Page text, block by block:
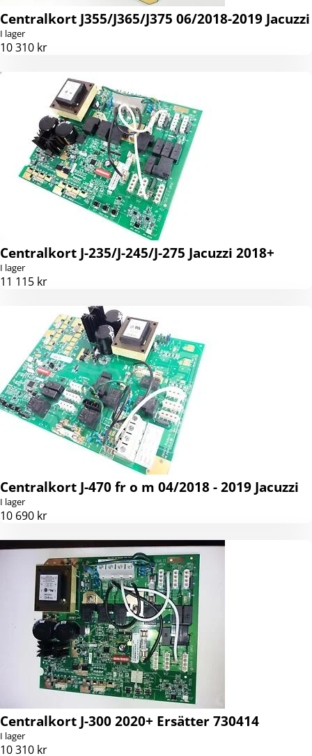
Centralkort J355/J365/J375 06/2018-2019 Jacuzzi
I lager
10 310 kr
Centralkort J-235/J-245/J-275 Jacuzzi 2018+
I lager
11 115 kr
Centralkort J-470 fr o m 04/2018 - 2019 Jacuzzi
I lager
10 690 kr
Centralkort J-300 2020+ Ersätter 730414
I lager
10 310 kr